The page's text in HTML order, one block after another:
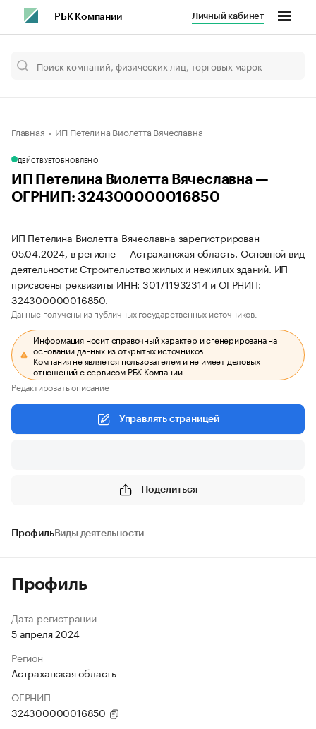
РБК Компании Личный кабинет
Главная ИП Петелина Виолетта Вячеславна
ДЕЙСТВУЕТОБНОВЛЕНО
ИП Петелина Виолетта Вячеславна —
ОГРНИП: 324300000016850
ИП Петелина Виолетта Вячеславна зарегистрирован
05.04.2024, в регионе — Астраханская область. Основной вид
деятельности: Строительство жилых и нежилых зданий. ИП
присвоены реквизиты ИНН: 301711932314 и ОГРНИП:
324300000016850.
Данные получены из публичных государственных источников.
Информация носит справочный характер и сгенерирована на
основании данных из открытых источников.
Компания не является пользователем и не имеет деловых
отношений с сервисом РБК Компании.
Редактировать описание
Управлять страницей
Поделиться
ПрофильВиды деятельности
Профиль
Дата регистрации
5 апреля 2024
Регион
Астраханская область
ОГРНИП
324300000016850